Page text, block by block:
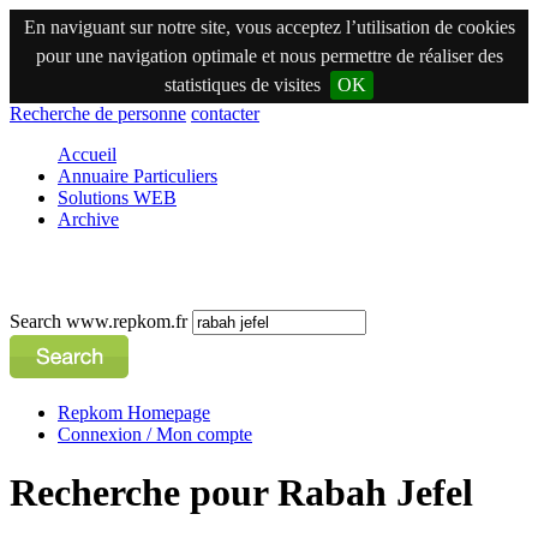
En naviguant sur notre site, vous acceptez l’utilisation de cookies
pour une navigation optimale et nous permettre de réaliser des
statistiques de visites
OK
Recherche de personne contacter
Accueil
Annuaire Particuliers
Solutions WEB
Archive
Search www.repkom.fr
Repkom Homepage
Connexion / Mon compte
Recherche pour Rabah Jefel